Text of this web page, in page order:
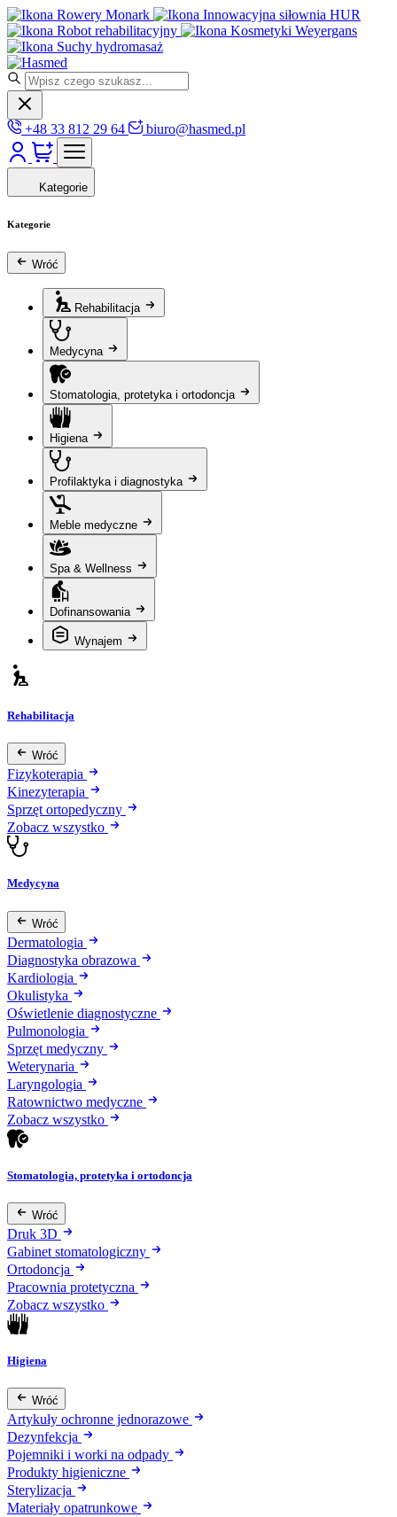
Rowery Monark
Innowacyjna siłownia HUR
Robot rehabilitacyjny
Kosmetyki Weyergans
Suchy hydromasaż
+48 33 812 29 64 biuro@hasmed.pl
Kategorie
Kategorie
Wróć
Rehabilitacja
Medycyna
Stomatologia, protetyka i ortodoncja
Higiena
Profilaktyka i diagnostyka
Meble medyczne
Spa & Wellness
Dofinansowania
Wynajem
Rehabilitacja
Wróć
Fizykoterapia
Kinezyterapia
Sprzęt ortopedyczny
Zobacz wszystko
Medycyna
Wróć
Dermatologia
Diagnostyka obrazowa
Kardiologia
Okulistyka
Oświetlenie diagnostyczne
Pulmonologia
Sprzęt medyczny
Weterynaria
Laryngologia
Ratownictwo medyczne
Zobacz wszystko
Stomatologia, protetyka i ortodoncja
Wróć
Druk 3D
Gabinet stomatologiczny
Ortodoncja
Pracownia protetyczna
Zobacz wszystko
Higiena
Wróć
Artykuły ochronne jednorazowe
Dezynfekcja
Pojemniki i worki na odpady
Produkty higieniczne
Sterylizacja
Materiały opatrunkowe